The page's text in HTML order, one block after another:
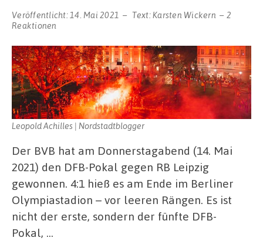
Veröffentlicht: 14. Mai 2021 Text:Karsten Wickern
2
Reaktionen
Leopold Achilles | Nordstadtblogger
Der BVB hat am Donnerstagabend (14. Mai
2021) den DFB-Pokal gegen RB Leipzig
gewonnen. 4:1 hieß es am Ende im Berliner
Olympiastadion – vor leeren Rängen. Es ist
nicht der erste, sondern der fünfte DFB-
Pokal, …